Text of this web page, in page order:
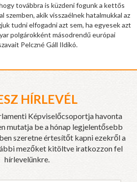
továbbra is küzdeni fogunk a kettős
szemben, akik visszaélnek hatalmukkal az
tudni elfogadni azt sem, ha egyesek azt
polgárokként másodrendű európai
Pelczné Gáll Ildikó.
HÍRLEVÉL
Képviselőcsoportja havonta
mutatja be a hónap legjelentősebb
szeretne értesítőt kapni ezekről a
mezőket kitöltve iratkozzon fel
hírlevelünkre.